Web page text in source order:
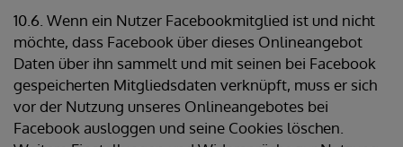
10.6. Wenn ein Nutzer Facebookmitglied ist und nicht
möchte, dass Facebook über dieses Onlineangebot
Daten über ihn sammelt und mit seinen bei Facebook
gespeicherten Mitgliedsdaten verknüpft, muss er sich
vor der Nutzung unseres Onlineangebotes bei
Facebook ausloggen und seine Cookies löschen.